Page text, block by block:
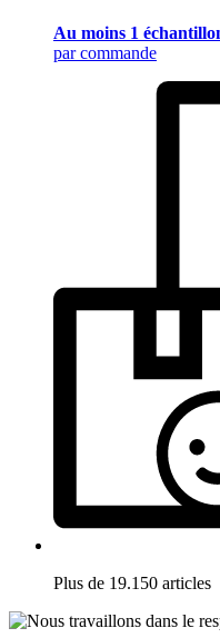
Au moins 1
par commande
Plus de 19.150 articles